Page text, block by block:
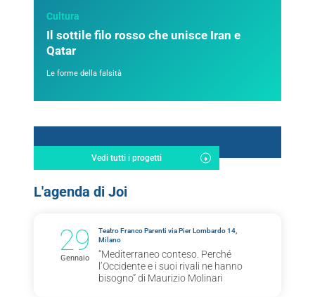
Cultura
Il sottile filo rosso che unisce Iran e
Qatar
Le forme della falsità
Vedi tutti i progetti
L'agenda di Joi
29
Gennaio
Teatro Franco Parenti via Pier Lombardo 14,
Milano
“Mediterraneo conteso. Perché
l’Occidente e i suoi rivali ne hanno
bisogno” di Maurizio Molinari